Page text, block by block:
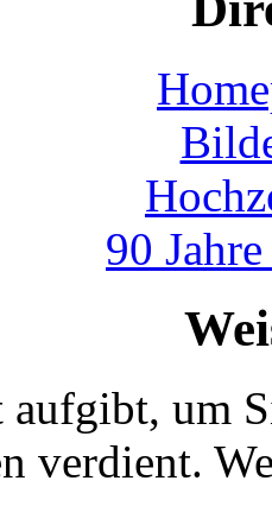
90
um
verdient.